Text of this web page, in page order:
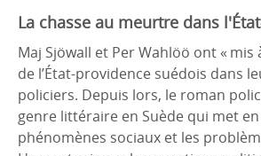
La chasse au meurtre dans
Maj Sjöwall et Per Wahlöö ont « mis
de l’État-providence suédois dans
policiers. Depuis lors, le roman
genre littéraire en Suède qui met
phénomènes sociaux et les